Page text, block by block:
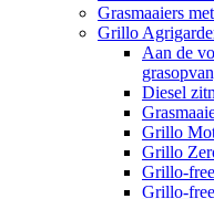
Grasmaaiers
Grillo
Aan de
Diesel
Grillo
Grillo
Grillo-
Grillo-